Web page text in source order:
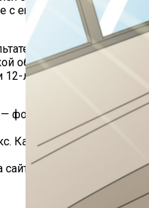
с ещё двумя легковыми
ДТП в городском
области погибли две
летняя пассажирка
— фото скриншот —
Картинки.